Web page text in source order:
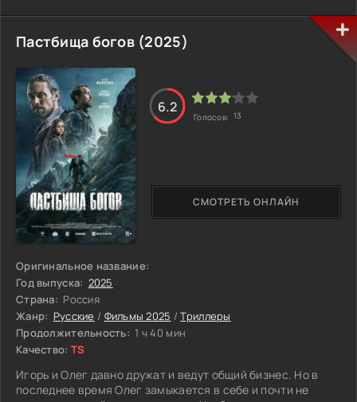
только растёт. Он занимается развитием южных
территорий, курирует строительство городов и участвует
в создании флота. За ним стоят серьёзные изменения,
которые меняют карту империи.
Но не меньшее значение имеет его связь с
императрицей. Эти отношения укрепляют его положение
и дают ему больше возможностей, но вместе с этим
создают и давление. За внешним успехом скрывается
постоянное напряжение. Ему приходится удерживать
власть, принимать сложные решения и отвечать за их
последствия.
Пастбища богов (2025)
Оригинальное название:
Год выпуска: 2025
Страна: Россия
Жанр: Русские / Фильмы 2025 /Триллеры
Продолжительность: 1 ч 40 мин
Качество: TS
Игорь и Олег давно дружат и ведут общий бизнес. Но в
последнее время Олег замыкается в себе и почти не
СМОТРЕТЬ ОНЛАЙН
6.2
Голосов: 13